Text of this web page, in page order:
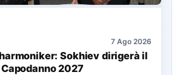
7 Ago 2026
Sokhiev dirigerà il
2027